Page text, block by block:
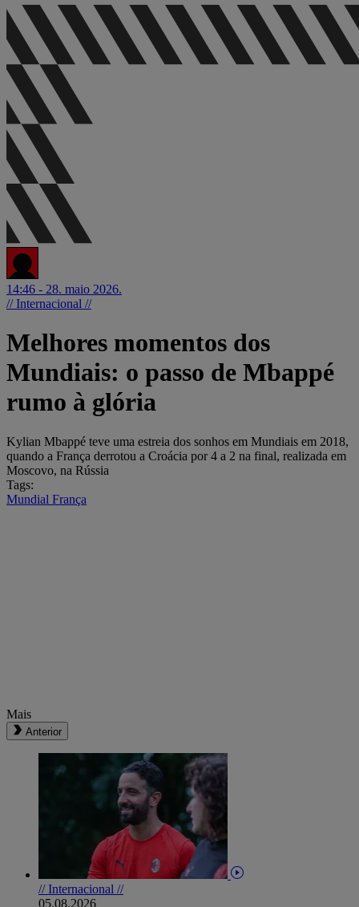
14:46 - 28. maio 2026.
// Internacional //
Melhores momentos dos
Mundiais: o passo de Mbappé
rumo à glória
Kylian Mbappé teve uma estreia dos sonhos em Mundiais em 2018,
quando a França derrotou a Croácia por 4 a 2 na final, realizada em
Moscovo, na Rússia
Tags:
Mundial França
Mais
Anterior
// Internacional //
05.08.2026